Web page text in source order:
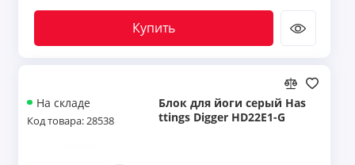
Купить
На складе
Код товара: 28538
Блок для йоги серый Has
ttings Digger HD22E1-G